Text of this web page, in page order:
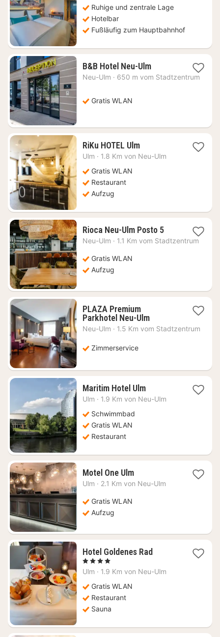
84
Ruhige und zentrale Lage
Hotelbar
Fußläufig zum Hauptbahnhof
B&B Hotel Neu-Ulm1
Nacht
Neu-Ulm · 650 m vom Stadtzentrum
Gratis WLAN
RiKu HOTEL Ulm1
Nacht
Ulm · 1.8 Km von Neu-Ulm
Gratis WLAN
Restaurant
Aufzug
Rioca Neu-Ulm Posto 51
Nacht
Neu-Ulm · 1.1 Km vom Stadtzentrum
Gratis WLAN
Aufzug
PLAZA Premium
Parkhotel Neu-Ulm1
Nacht
Neu-Ulm · 1.5 Km vom Stadtzentrum
Zimmerservice
Maritim Hotel Ulm1
Nacht
Ulm · 1.9 Km von Neu-Ulm
Schwimmbad
Gratis WLAN
Restaurant
Motel One Ulm1
Nacht
Ulm · 2.1 Km von Neu-Ulm
Gratis WLAN
Aufzug
Hotel Goldenes Rad1
ab
, 4 Sterne
Ulm · 1.9 Km von Neu-Ulm
Gratis WLAN
Restaurant
Sauna